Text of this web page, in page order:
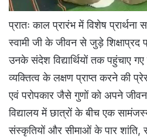
प्रातः काल प्रारंभ में विशेष
स्वामी जी के जीवन से जुड़े शिक्षाप्रद
उनके संदेश विद्यार्थियों तक पहुंचाए गए
व्यक्तित्व के लक्षण प्राप्त करने की
एवं परोपकार जैसे गुणों को अपने
विद्यालय में छात्रों के बीच एक
संस्कृतियों और सीमाओं के पार शांति,